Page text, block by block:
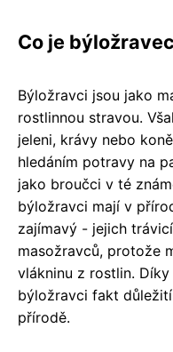
Co je
Býložravci jsou jako
rostlinnou stravou.
jeleni, krávy nebo
hledáním potravy na
jako broučci v té
býložravci mají v
zajímavý - jejich
masožravců, protože
vlákninu z rostlin.
býložravci fakt
přírodě.